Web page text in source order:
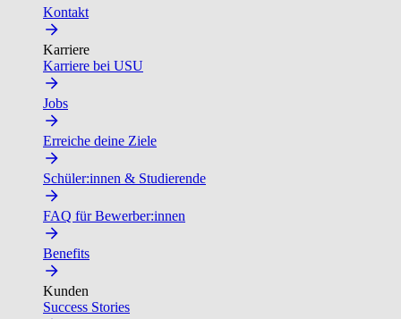
Kontakt
Karriere
Karriere bei USU
Jobs
Erreiche deine Ziele
Schüler:innen & Studierende
FAQ für Bewerber:innen
Benefits
Kunden
Success Stories